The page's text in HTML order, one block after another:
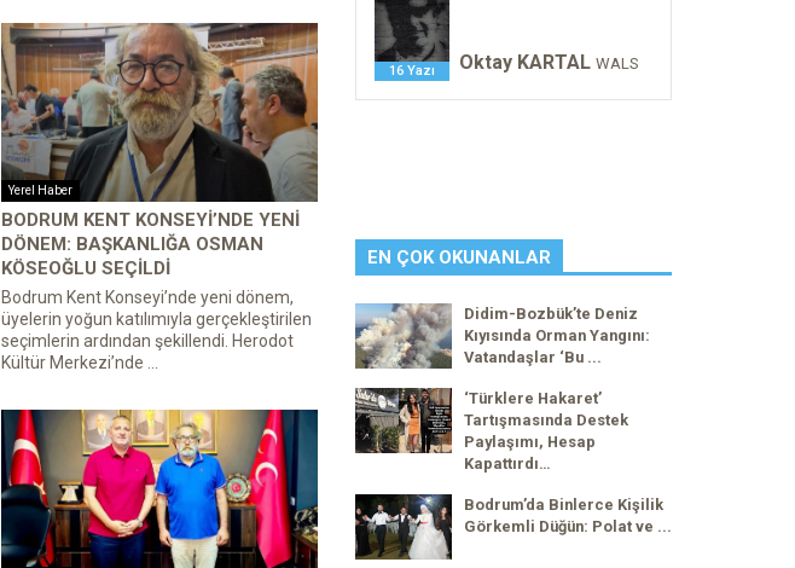
Yerel Haber
BODRUM KENT KONSEYI’NDE YENI
DÖNEM: BAŞKANLIĞA OSMAN
KÖSEOĞLU SEÇILDI
Bodrum Kent Konseyi’nde yeni dönem,
üyelerin yoğun katılımıyla gerçekleştirilen
seçimlerin ardından şekillendi. Herodot
Kültür Merkezi’nde ...
16 Yazı Oktay KARTAL WALS
EN ÇOK OKUNANLAR
Didim-Bozbük’te Deniz
Kıyısında Orman Yangını:
Vatandaşlar ‘Bu ...
‘Türklere Hakaret’
Tartışmasında Destek
Paylaşımı, Hesap
Kapattırdı…
Bodrum’da Binlerce Kişilik
Görkemli Düğün: Polat ve ...